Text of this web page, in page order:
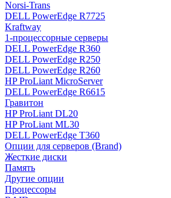
Norsi-Trans
DELL PowerEdge R7725
Kraftway
1-процессорные серверы
DELL PowerEdge R360
DELL PowerEdge R250
DELL PowerEdge R260
HP ProLiant MicroServer
DELL PowerEdge R6615
Гравитон
HP ProLiant DL20
HP ProLiant ML30
DELL PowerEdge T360
Опции для серверов (Brand)
Жесткие диски
Память
Другие опции
Процессоры